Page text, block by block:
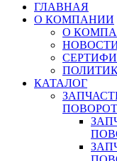
ГЛАВНАЯ
О КОМПАНИИ
О
КАТАЛОГ